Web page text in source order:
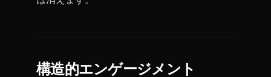
構造的エンゲージメント